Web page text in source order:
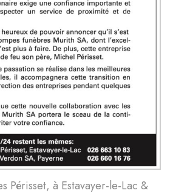
Périsset, à Estavayer-le-Lac &